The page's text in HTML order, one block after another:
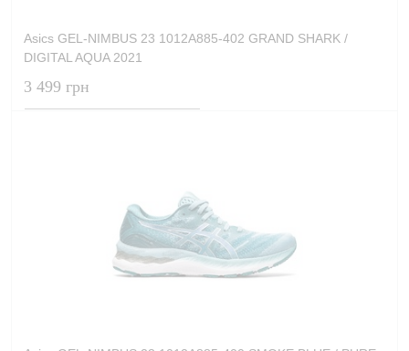
Asics GEL-NIMBUS 23 1012A885-402 GRAND SHARK /
DIGITAL AQUA 2021
3 499 грн